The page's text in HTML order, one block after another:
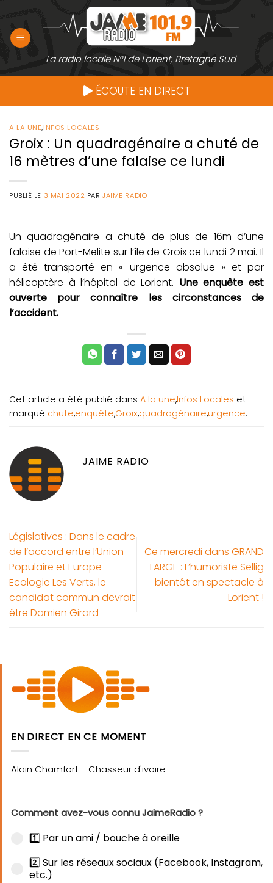
contenu
La radio locale N°1 de Lorient, Bretagne Sud
ÉCOUTE EN DIRECT
A LA UNE,INFOS LOCALES
Groix : Un quadragénaire a chuté de
16 mètres d’une falaise ce lundi
PUBLIÉ LE 3 MAI 2022 PARJAIME RADIO
Un quadragénaire a chuté de plus de 16m d’une
falaise de Port-Melite sur l’île de Groix ce lundi 2 mai. Il
a été transporté en « urgence absolue » et par
hélicoptère à l’hôpital de Lorient. Une enquête est
ouverte pour connaître les circonstances de
l’accident.
Cet article a été publié dans A la une,Infos Locales et
marqué chute,enquête,Groix,quadragénaire,urgence.
JAIME RADIO
Législatives : Dans le cadre
de l’accord entre l’Union
Populaire et Europe
Ecologie Les Verts, le
candidat commun devrait
être Damien Girard
Ce mercredi dans GRAND
LARGE : L’humoriste Sellig
bientôt en spectacle à
Lorient !
EN DIRECT EN CE MOMENT
Comment avez-vous connu JaimeRadio ?
1️⃣ Par un ami / bouche à oreille
2️⃣ Sur les réseaux sociaux (Facebook, Instagram,
etc.)